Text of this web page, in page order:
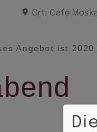
Ort: Cafe
Angebot ist 2020